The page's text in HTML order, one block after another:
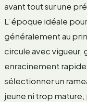
avant tout sur une
L’époque idéale
généralement au
circule avec vigueur,
enracinement
sélectionner un
jeune ni trop